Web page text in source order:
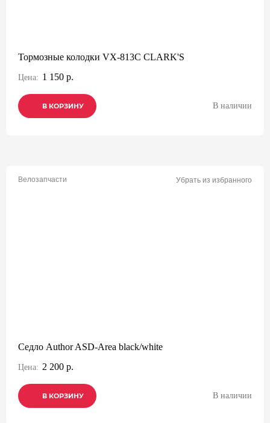
Тормозные колодки VX-813C CLARK'S
Цена: 1 150 р.
В КОРЗИНУ
В КОРЗИНУ
В КОРЗИНУ В наличии
Велозапчасти Убрать из избранного
Седло Author ASD-Area black/white
Цена: 2 200 р.
В КОРЗИНУ
В КОРЗИНУ
В КОРЗИНУ В наличии